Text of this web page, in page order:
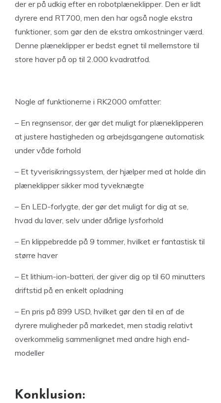
der er på udkig efter en robotplæneklipper. Den er lidt
dyrere end RT700, men den har også nogle ekstra
funktioner, som gør den de ekstra omkostninger værd.
Denne plæneklipper er bedst egnet til mellemstore til
store haver på op til 2.000 kvadratfod.
Nogle af funktionerne i RK2000 omfatter:
– En regnsensor, der gør det muligt for plæneklipperen
at justere hastigheden og arbejdsgangene automatisk
under våde forhold
– Et tyverisikringssystem, der hjælper med at holde din
plæneklipper sikker mod tyveknægte
– En LED-forlygte, der gør det muligt for dig at se,
hvad du laver, selv under dårlige lysforhold
– En klippebredde på 9 tommer, hvilket er fantastisk til
større haver
– Et lithium-ion-batteri, der giver dig op til 60 minutters
driftstid på en enkelt opladning
– En pris på 899 USD, hvilket gør den til en af de
dyrere muligheder på markedet, men stadig relativt
overkommelig sammenlignet med andre high end-
modeller
Konklusion: